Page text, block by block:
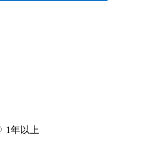
1年以上